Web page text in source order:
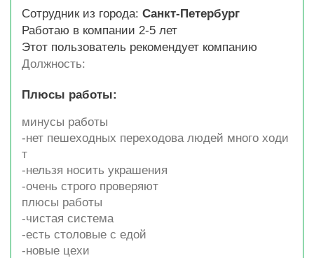
Сотрудник из города: Санкт-Петербург
Работаю в компании 2-5 лет
Этот пользователь рекомендует компанию
Должность:
Плюсы работы:
минусы работы
-нет пешеходных переходова людей много ходи
т
-нельзя носить украшения
-очень строго проверяют
плюсы работы
-чистая система
-есть столовые с едой
-новые цехи